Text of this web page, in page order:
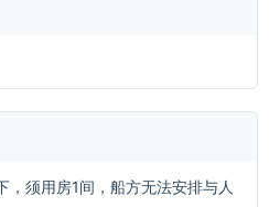
，须用房1间，船方无法安排与人